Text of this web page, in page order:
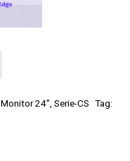
Monitor 24" Serie-CS Tag: